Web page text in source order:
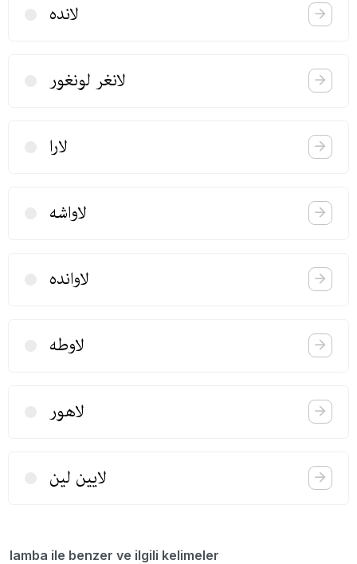
لانده
لانغر لونغور
لارا
لاواشه
لاوانده
لاوطه
لاهور
لایین لین
lamba ile benzer ve ilgili kelimeler